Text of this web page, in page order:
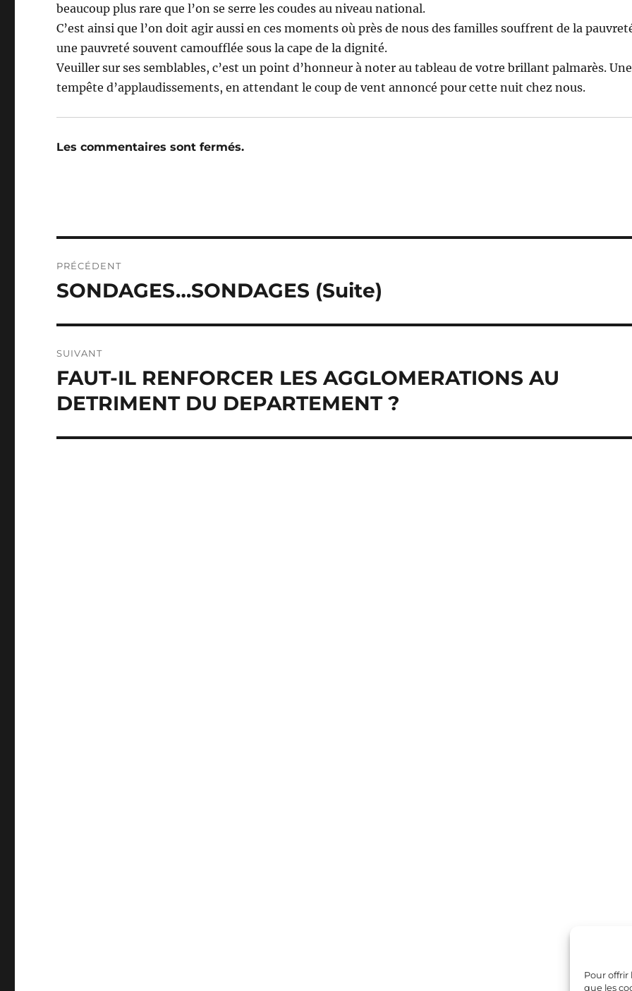
Pour offrir
que les
beaucoup plus rare que l’on se serre les coudes au niveau national.
C’est ainsi que l’on doit agir aussi en ces moments où près de nous des familles souffrent de la
une pauvreté souvent camoufflée sous la cape de la dignité.
Veuiller sur ses semblables, c’est un point d’honneur à noter au tableau de votre brillant palmarès. Une
tempête d’applaudissements, en attendant le coup de vent annoncé pour cette nuit chez nous.
Les commentaires sont fermés.
de
PRÉCÉDENT
Publication
SONDAGES…SONDAGES (Suite)
SUIVANT
Publication
suivante :
FAUT-IL RENFORCER LES AGGLOMERATIONS AU
DETRIMENT DU DEPARTEMENT ?